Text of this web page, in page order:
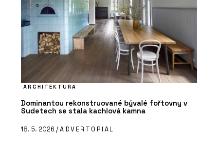
ARCHITEKTURA
Dominantou rekonstruované bývalé fořtovny v
Sudetech se stala kachlová kamna
18. 5. 2026 /ADVERTORIAL